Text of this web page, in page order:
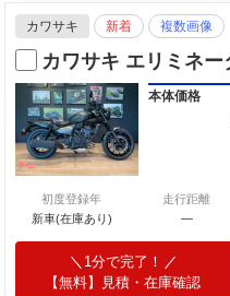
カワサキ 新着 複数画像
カワサキ エリミネー
本体価格
初度登録年
新車(在庫あり)
走行距離
―
1分で完了！
【無料】見積・在庫確認